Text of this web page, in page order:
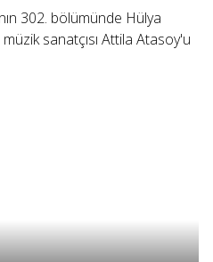
302. bölümünde Hülya
sanatçısı Attila Atasoy'u